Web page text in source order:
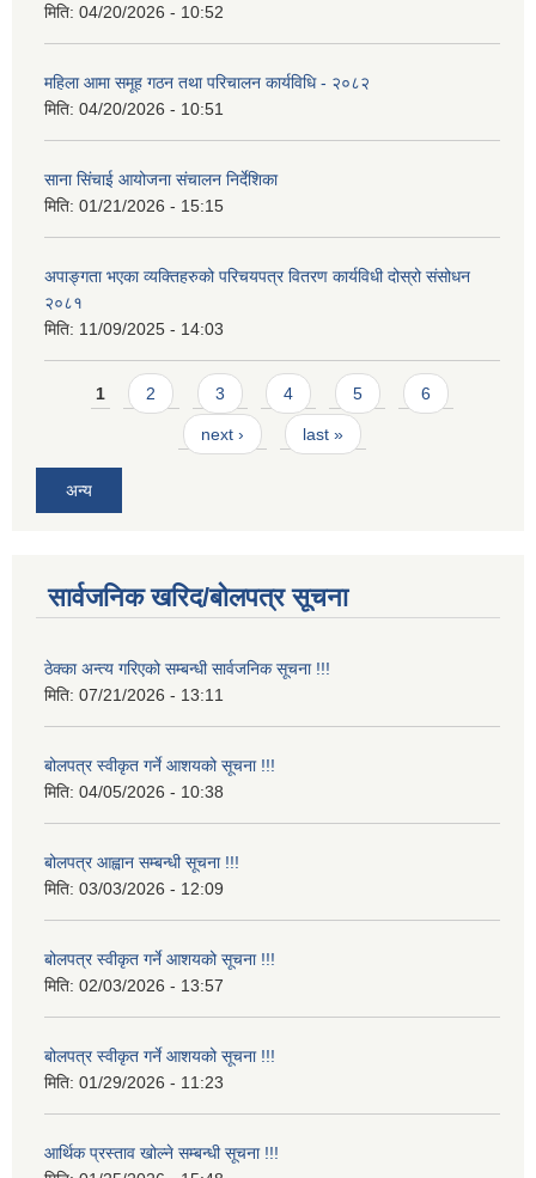
मिति: 04/20/2026 - 10:52
महिला आमा समूह गठन तथा परिचालन कार्यविधि - २०८२
मिति: 04/20/2026 - 10:51
साना सिंचाई आयोजना संचालन निर्देशिका
मिति: 01/21/2026 - 15:15
अपाङ्गता भएका व्यक्तिहरुको परिचयपत्र वितरण कार्यविधी दोस्रो संसोधन
२०८१
मिति: 11/09/2025 - 14:03
Pages
1 2 3 4 5 6
next › last »
अन्य
सार्वजनिक खरिद/बोलपत्र सूचना
ठेक्का अन्त्य गरिएको सम्बन्धी सार्वजनिक सूचना !!!
मिति: 07/21/2026 - 13:11
बोलपत्र स्वीकृत गर्ने आशयको सूचना !!!
मिति: 04/05/2026 - 10:38
बोलपत्र आह्वान सम्बन्धी सूचना !!!
मिति: 03/03/2026 - 12:09
बोलपत्र स्वीकृत गर्ने आशयको सूचना !!!
मिति: 02/03/2026 - 13:57
बोलपत्र स्वीकृत गर्ने आशयको सूचना !!!
मिति: 01/29/2026 - 11:23
आर्थिक प्रस्ताव खोल्ने सम्बन्धी सूचना !!!